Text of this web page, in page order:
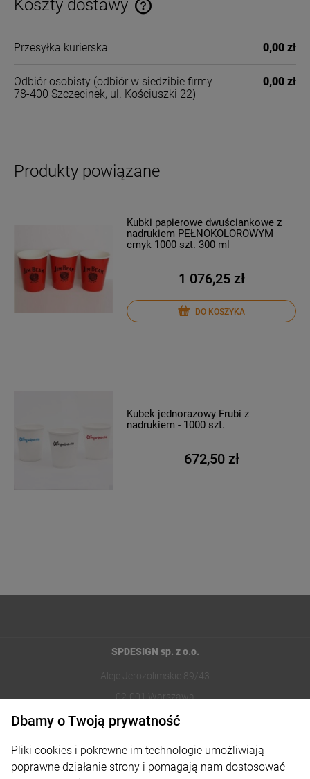
Koszty dostawy
Cena nie zawiera ewentualnych kosztów płatności
Przesyłka kurierska 0,00 zł
Odbiór osobisty (odbiór w siedzibie firmy
78-400 Szczecinek, ul. Kościuszki 22)
0,00 zł
Produkty powiązane
Kubki papierowe dwuściankowe z
nadrukiem PEŁNOKOLOROWYM
cmyk 1000 szt. 300 ml
1 076,25 zł
DO KOSZYKA
Kubek jednorazowy Frubi z
nadrukiem - 1000 szt.
672,50 zł
SPDESIGN sp. z o.o.
Aleje Jerozolimskie 89/43
02-001 Warszawa
sklep@reklamydrukarnia.pl
Dbamy o Twoją prywatność
Pliki cookies i pokrewne im technologie umożliwiają
poprawne działanie strony i pomagają nam dostosować